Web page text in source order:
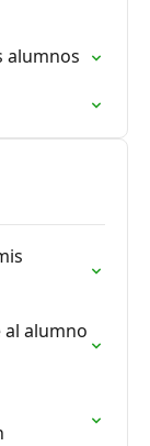
alumnos
alumno